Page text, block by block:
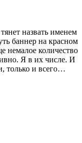
назвать именем
баннер на красном
немалое количество
Я в их числе. И
только и всего…